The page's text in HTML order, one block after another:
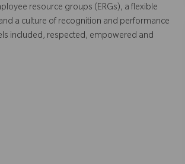
resource groups (ERGs), a flexible
a culture of recognition and performance
included, respected, empowered and